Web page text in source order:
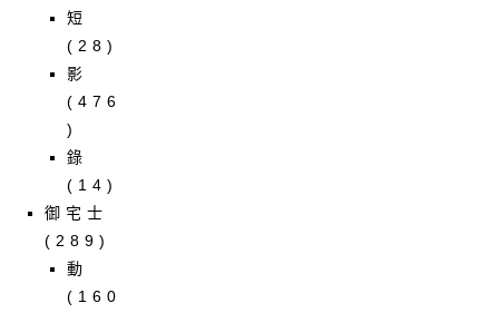
短
(28)
影
(476
)
錄
(14)
御宅士
(289)
動
(160